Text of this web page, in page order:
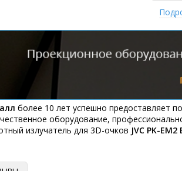
более 10 лет успешно предоставляет
оборудование,
излучатель для 3D-очков JVC PK-EM2